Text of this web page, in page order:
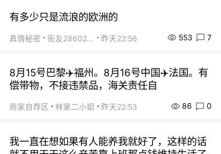
有多少只是流浪的欧洲的
真情秘密 街友28602925 昨天22:56 553 7
8月15号巴黎✈️福州。8月16号中国✈️法国。有
偿带物，不接违禁品，海关责任自
商家自荐区 林家二小姐 昨天22:53 86 0
我一直在想如果有人能养我就好了，这样的话